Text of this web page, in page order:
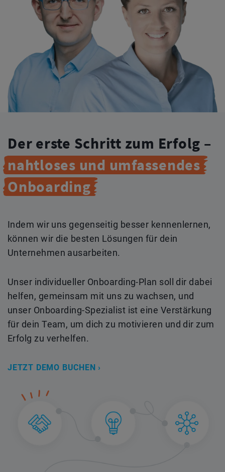
Der erste Schritt zum Erfolg –
nahtloses und umfassendes
Onboarding
Indem wir uns gegenseitig besser kennenlernen,
können wir die besten Lösungen für dein
Unternehmen ausarbeiten.
Unser individueller Onboarding-Plan soll dir dabei
helfen, gemeinsam mit uns zu wachsen, und
unser Onboarding-Spezialist ist eine Verstärkung
für dein Team, um dich zu motivieren und dir zum
Erfolg zu verhelfen.
JETZT DEMO BUCHEN ›